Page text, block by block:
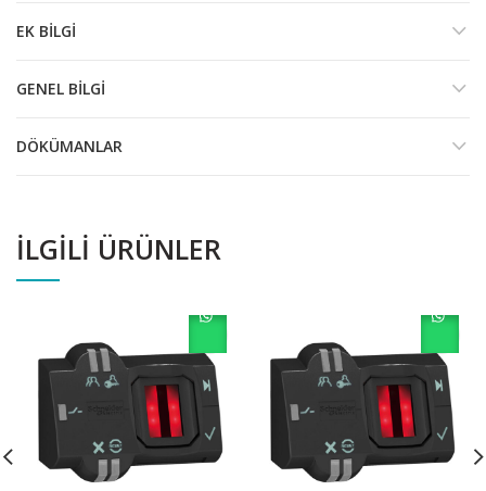
EK BILGI
GENEL BILGI
DÖKÜMANLAR
İLGILI ÜRÜNLER